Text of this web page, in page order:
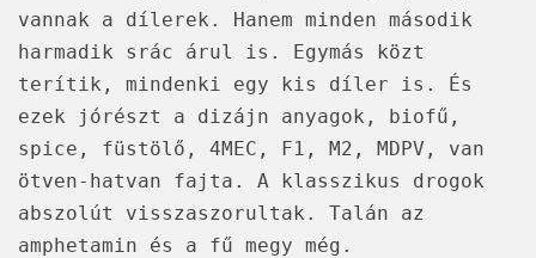
vannak a dílerek. Hanem minden második
harmadik srác árul is. Egymás közt
terítik, mindenki egy kis díler is. És
ezek jórészt a dizájn anyagok, biofű,
spice, füstölő, 4MEC, F1, M2, MDPV, van
ötven-hatvan fajta. A klasszikus drogok
abszolút visszaszorultak. Talán az
amphetamin és a fű megy még.